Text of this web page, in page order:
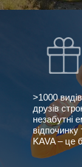
>1000
друзів
незабутні
KAVA – це